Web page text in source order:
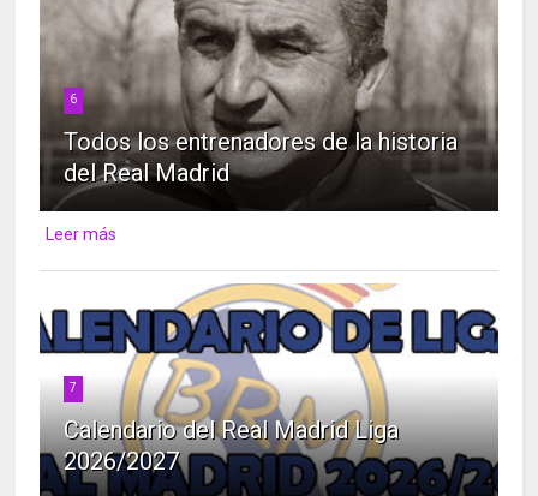
6
Todos los entrenadores de la historia
del Real Madrid
Leer más
7
Calendario del Real Madrid Liga
2026/2027